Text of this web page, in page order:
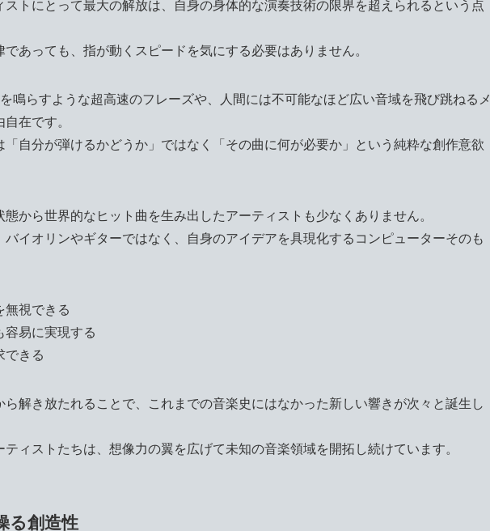
トにとって最大の解放は、自身の身体的な演奏技術の限界を超えられるという点
あっても、指が動くスピードを気にする必要はありません。
鳴らすような超高速のフレーズや、人間には不可能なほど広い音域を飛び跳ねるメ
在です。
「自分が弾けるかどうか」ではなく「その曲に何が必要か」という純粋な創作意欲
から世界的なヒット曲を生み出したアーティストも少なくありません。
イオリンやギターではなく、自身のアイデアを具現化するコンピューターそのも
無視できる
容易に実現する
できる
ら解き放たれることで、これまでの音楽史にはなかった新しい響きが次々と誕生し
ィストたちは、想像力の翼を広げて未知の音楽領域を開拓し続けています。
る創造性